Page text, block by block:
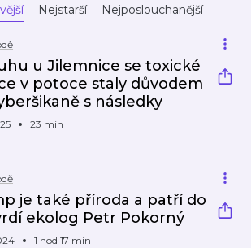
Nejstarší Nejposlouchanější
u Jilemnice se toxické
v potoce staly důvodem
s následky
23 min
je také příroda a patří do
ekolog Petr Pokorný
1 hod 17 min